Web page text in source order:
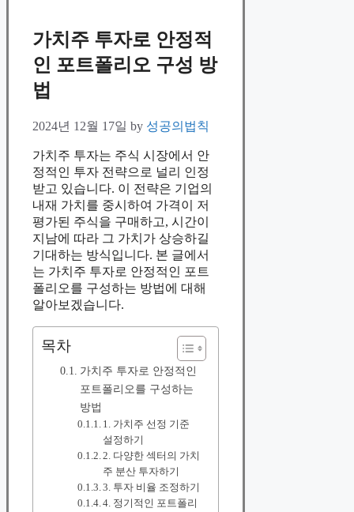
가치주 투자로 안정적
인 포트폴리오 구성 방
법
2024년 12월 17일 by 성공의법칙
가치주 투자는 주식 시장에서 안
정적인 투자 전략으로 널리 인정
받고 있습니다. 이 전략은 기업의
내재 가치를 중시하여 가격이 저
평가된 주식을 구매하고, 시간이
지남에 따라 그 가치가 상승하길
기대하는 방식입니다. 본 글에서
는 가치주 투자로 안정적인 포트
폴리오를 구성하는 방법에 대해
알아보겠습니다.
목차
가치주 투자로 안정적인
포트폴리오를 구성하는
방법
1. 가치주 선정 기준
설정하기
2. 다양한 섹터의 가치
주 분산 투자하기
3. 투자 비율 조정하기
4. 정기적인 포트폴리